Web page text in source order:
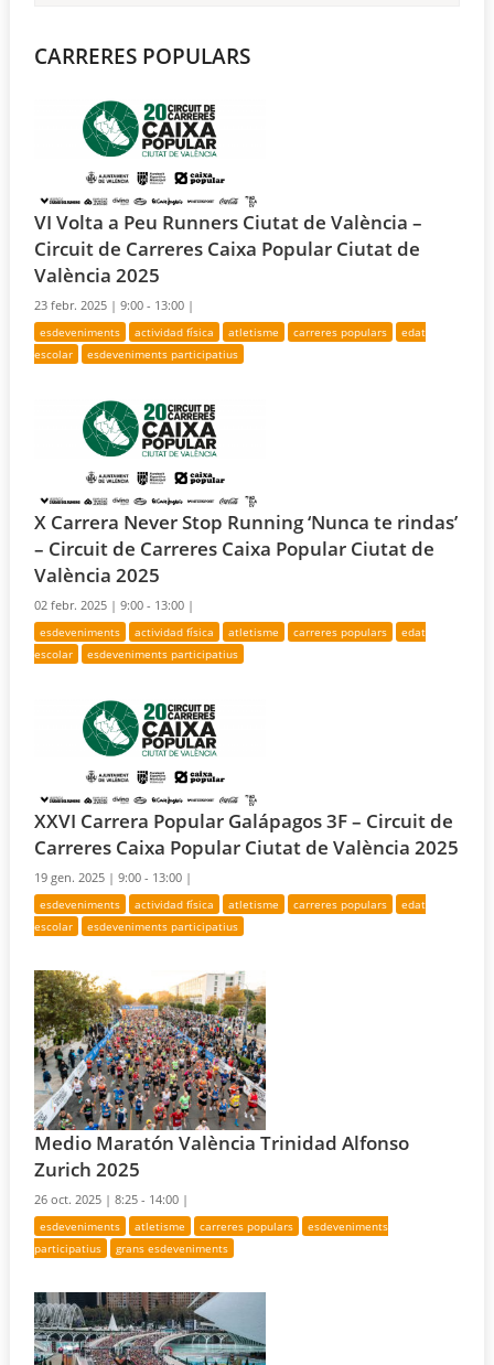
CARRERES POPULARS
VI Volta a Peu Runners Ciutat de València –
Circuit de Carreres Caixa Popular Ciutat de
València 2025
23 febr. 2025 |9:00 - 13:00 |
esdeveniments actividad física atletisme carreres populars
edat
escolar
esdeveniments participatius
X Carrera Never Stop Running ‘Nunca te rindas’
– Circuit de Carreres Caixa Popular Ciutat de
València 2025
02 febr. 2025 |9:00 - 13:00 |
esdeveniments actividad física atletisme carreres populars
edat
escolar
esdeveniments participatius
XXVI Carrera Popular Galápagos 3F – Circuit de
Carreres Caixa Popular Ciutat de València 2025
19 gen. 2025 |9:00 - 13:00 |
esdeveniments actividad física atletisme carreres populars
edat
escolar
esdeveniments participatius
Medio Maratón València Trinidad Alfonso
Zurich 2025
26 oct. 2025 |8:25 - 14:00 |
esdeveniments atletisme carreres populars
esdeveniments
participatius
grans esdeveniments